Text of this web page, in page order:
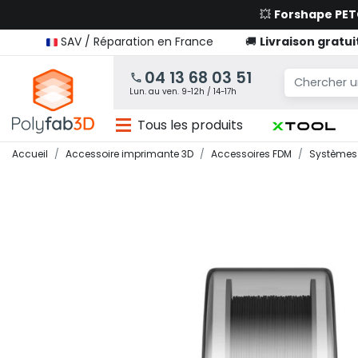
💥 Forshape
SAV / Réparation en France
🚚 Livraison
04 13 68 03 51
Lun. au ven. 9-12h / 14-17h
Tous les produits
Accueil Accessoire imprimante 3D Accessoires FDM